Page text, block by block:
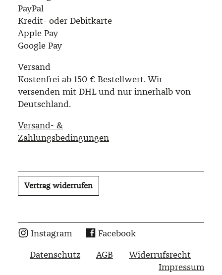
PayPal
Kredit- oder Debitkarte
Apple Pay
Google Pay
Versand
Kostenfrei ab 150 € Bestellwert. Wir
versenden mit DHL und nur innerhalb von
Deutschland.
Versand- &
Zahlungsbedingungen
Vertrag widerrufen
Instagram
Facebook
Datenschutz
AGB
Widerrufsrecht
Impressum